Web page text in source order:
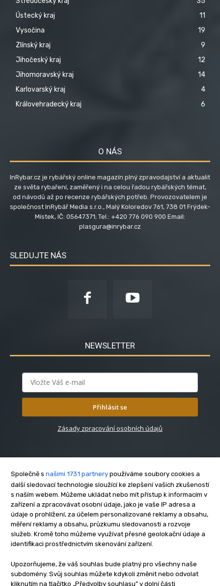
Ústecký kraj
11
Vysočina
19
Zlínský kraj
9
Jihočeský kraj
12
Jihomoravský kraj
14
Karlovarský kraj
4
Královehradecký kraj
6
O NÁS
InRybar.cz je rybářský online magazín plný zpravodajství a aktualit
ze světa rybaření, zaměřený i na celou řadou rybářských témat,
od návodů až po recenze rybářských potřeb. Provozovatelem je
společnost InRybář Media s.r.o., Malý Koloredov 761, 738 01 Frýdek-
Místek, IČ: 05647371; Tel.: +420 776 090 900 Email:
plasgura@inrybar.cz
SLEDUJTE NÁS
NEWSLETTER
Přihlásit se
Zásady zpracování osobních údajů
O nás
Kontakt
Reklama
Zásady soukromí
Privacy policy
Cookies
Etický kodex
Společně s našimi 1731 partnery používáme soubory cookies a
další sledovací technologie sloužící ke zlepšení vašich zkušeností
s naším webem. Můžeme ukládat nebo mít přístup k informacím v
zařízení a zpracovávat osobní údaje, jako je vaše IP adresa a
údaje o prohlížení, za účelem personalizované reklamy a obsahu,
měření reklamy a obsahu, průzkumu sledovanosti a rozvoje
služeb. Kromě toho můžeme využívat přesné geolokační údaje a
identifikaci prostřednictvím skenování zařízení.
Upozorňujeme, že váš souhlas bude platný pro všechny naše
subdomény. Svůj souhlas můžete kdykoli změnit nebo odvolat
kliknutím na tlačítko „Předvolby souhlasu” v dolní části